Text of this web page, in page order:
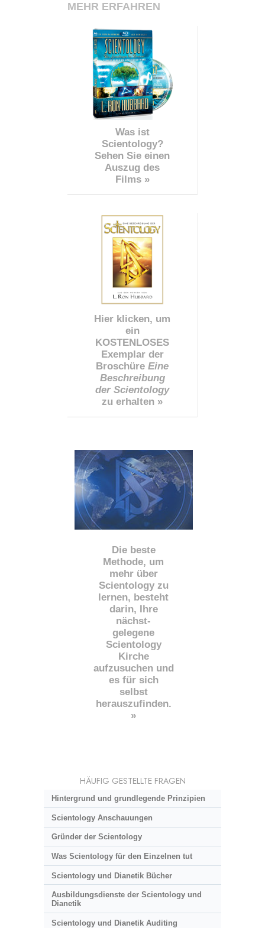
MEHR ERFAHREN
Was ist
Scientology?
Sehen Sie einen
Auszug des
Films »
Hier klicken, um
ein
KOSTENLOSES
Exemplar der
Broschüre Eine
Beschreibung
der Scientology
zu erhalten »
Die beste
Methode, um
mehr über
Scientology zu
lernen, besteht
darin, Ihre
nächst-
gelegene
Scientology
Kirche
aufzusuchen und
es für sich
selbst
herauszufinden.
»
HÄUFIG GESTELLTE FRAGEN
Hintergrund und grundlegende Prinzipien
Scientology Anschauungen
Gründer der Scientology
Was Scientology für den Einzelnen tut
Scientology und Dianetik Bücher
Ausbildungsdienste der Scientology und
Dianetik
Scientology und Dianetik Auditing